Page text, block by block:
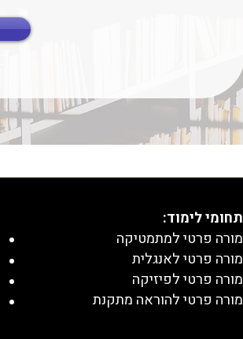
תחומי לימוד:
מורה פרטי למתמטיקה
מורה פרטי לאנגלית
מורה פרטי לפיזיקה
מורה פרטי להוראה מתקנת